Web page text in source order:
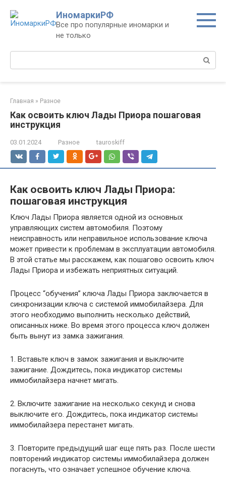
контенту
ИномаркиРФ
Все про популярные иномарки и
не только
Поиск:
Главная » Разное
Как освоить ключ Лады Приора пошаговая
инструкция
03.01.2024 Разное tauroskiff
Как освоить ключ Лады Приора:
пошаговая инструкция
Ключ Лады Приора является одной из основных
управляющих систем автомобиля. Поэтому
неисправность или неправильное использование ключа
может привести к проблемам в эксплуатации автомобиля.
В этой статье мы расскажем, как пошагово освоить ключ
Лады Приора и избежать неприятных ситуаций.
Процесс “обучения” ключа Лады Приора заключается в
синхронизации ключа с системой иммобилайзера. Для
этого необходимо выполнить несколько действий,
описанных ниже. Во время этого процесса ключ должен
быть вынут из замка зажигания.
1. Вставьте ключ в замок зажигания и выключите
зажигание. Дождитесь, пока индикатор системы
иммобилайзера начнет мигать.
2. Включите зажигание на несколько секунд и снова
выключите его. Дождитесь, пока индикатор системы
иммобилайзера перестанет мигать.
3. Повторите предыдущий шаг еще пять раз. После шести
повторений индикатор системы иммобилайзера должен
погаснуть, что означает успешное обучение ключа.